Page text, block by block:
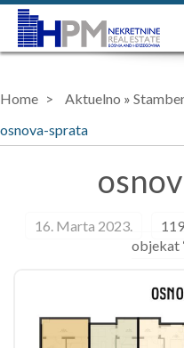
Home Aktuelno »
osnova-sprata
16. Marta 2023.
objekat